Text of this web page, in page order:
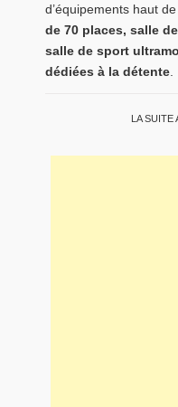
d’équipements haut
de 70 places, salle
salle de sport
dédiées à la détente
LA SUITE